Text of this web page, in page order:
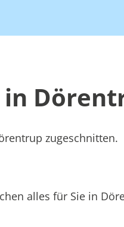
zugeschnitten.
alles für Sie in